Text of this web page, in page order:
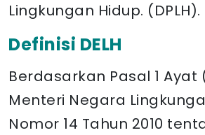
Lingkungan Hidup. (DPLH).
Definisi DELH
Berdasarkan Pasal 1
Menteri Negara
Nomor 14 Tahun 2010